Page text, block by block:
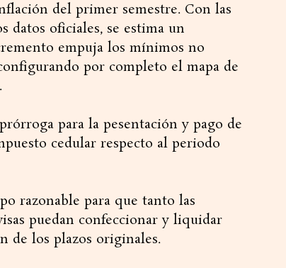
del primer semestre. Con las
datos oficiales, se estima un
empuja los mínimos no
por completo el mapa de
para la pesentación y pago de
cedular respecto al periodo
razonable para que tanto las
puedan confeccionar y liquidar
de los plazos originales.